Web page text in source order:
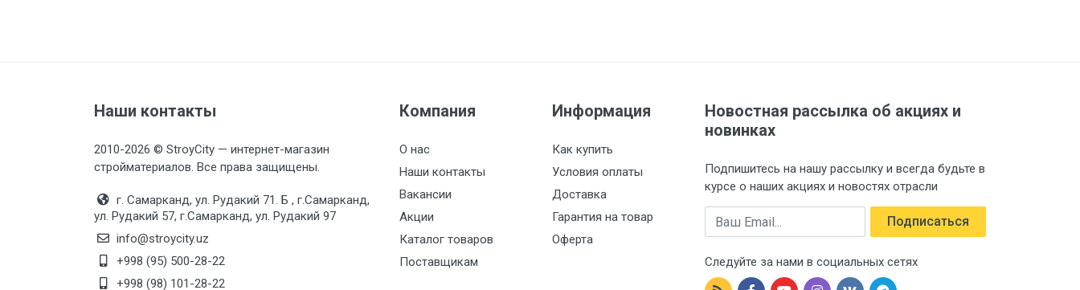
Наши контакты
2010-2026 © StroyCity — интернет-магазин
стройматериалов. Все права защищены.
г. Самарканд, ул. Рудакий 71. Б , г.Самарканд,
ул. Рудакий 57, г.Самарканд, ул. Рудакий 97
info@stroycity.uz
+998 (95) 500-28-22
+998 (98) 101-28-22
Компания
О нас
Наши контакты
Вакансии
Акции
Каталог товаров
Поставщикам
Информация
Как купить
Условия оплаты
Доставка
Гарантия на товар
Оферта
Новостная рассылка об акциях и
новинках
Подпишитесь на нашу рассылку и всегда будьте в
курсе о наших акциях и новостях отрасли
Email Подписаться
Следуйте за нами в социальных сетях